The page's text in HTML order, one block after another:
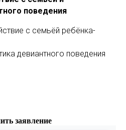
поведения
с семьёй ребёнка-
девиантного поведения
заявление